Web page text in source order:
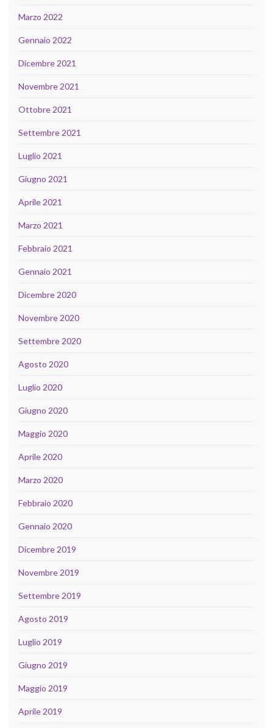
Marzo 2022
Gennaio 2022
Dicembre 2021
Novembre 2021
Ottobre 2021
Settembre 2021
Luglio 2021
Giugno 2021
Aprile 2021
Marzo 2021
Febbraio 2021
Gennaio 2021
Dicembre 2020
Novembre 2020
Settembre 2020
Agosto 2020
Luglio 2020
Giugno 2020
Maggio 2020
Aprile 2020
Marzo 2020
Febbraio 2020
Gennaio 2020
Dicembre 2019
Novembre 2019
Settembre 2019
Agosto 2019
Luglio 2019
Giugno 2019
Maggio 2019
Aprile 2019